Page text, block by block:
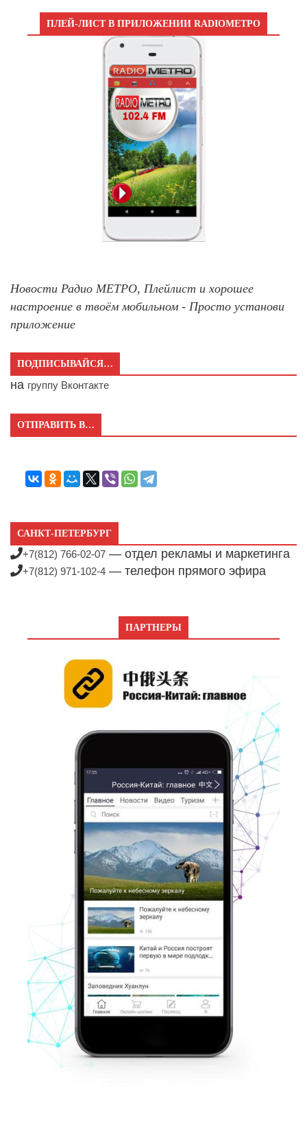
ПЛЕЙ-ЛИСТ В ПРИЛОЖЕНИИ RADIOМЕТРО
Новости Радио МЕТРО, Плейлист и хорошее
настроение в твоём мобильном - Просто установи
приложение
ПОДПИСЫВАЙСЯ…
на группу Вконтакте
ОТПРАВИТЬ В…
САНКТ-ПЕТЕРБУРГ
+7(812) 766-02-07 — отдел рекламы и маркетинга
+7(812) 971-102-4 — телефон прямого эфира
ПАРТНЕРЫ